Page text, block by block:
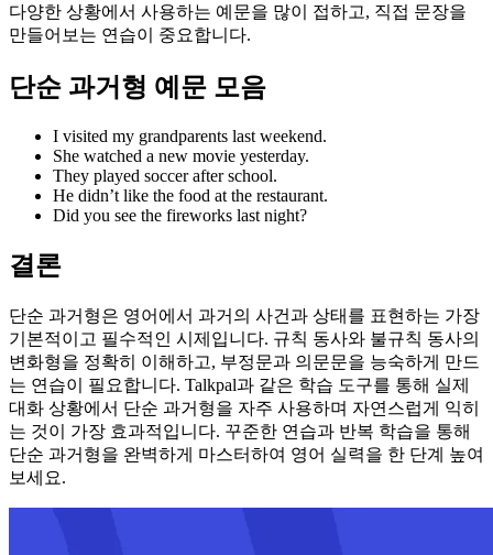
다양한 상황에서 사용하는 예문을 많이 접하고, 직접 문장을
만들어보는 연습이 중요합니다.
단순 과거형 예문 모음
I visited my grandparents last weekend.
She watched a new movie yesterday.
They played soccer after school.
He didn’t like the food at the restaurant.
Did you see the fireworks last night?
결론
단순 과거형은 영어에서 과거의 사건과 상태를 표현하는 가장
기본적이고 필수적인 시제입니다. 규칙 동사와 불규칙 동사의
변화형을 정확히 이해하고, 부정문과 의문문을 능숙하게 만드
는 연습이 필요합니다. Talkpal과 같은 학습 도구를 통해 실제
대화 상황에서 단순 과거형을 자주 사용하며 자연스럽게 익히
는 것이 가장 효과적입니다. 꾸준한 연습과 반복 학습을 통해
단순 과거형을 완벽하게 마스터하여 영어 실력을 한 단계 높여
보세요.